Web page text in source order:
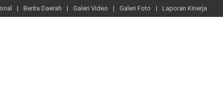
Berita Daerah Galeri Video Galeri Foto Laporan Kinerja